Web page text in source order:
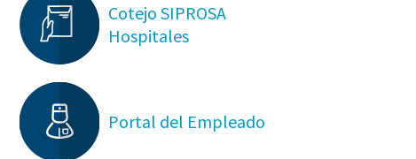
Cotejo SIPROSA
Hospitales
Portal del Empleado